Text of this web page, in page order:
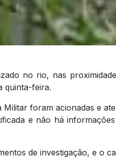
no rio, nas
quinta-feira.
Militar foram acionadas e
e não há
de investigação, e o